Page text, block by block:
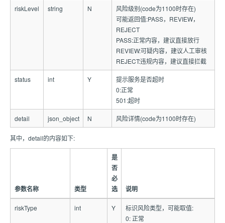
riskLevel string N
风险级别(code为1100时存在)
可能返回值:PASS，REVIEW，
REJECT
PASS:正常内容，建议直接放行
REVIEW:可疑内容，建议人工审核
REJECT:违规内容，建议直接拦截
status int Y
提示服务是否超时
0:正常
501:超时
detail json_object N 风险详情(code为1100时存在)
其中，detail的内容如下:
参数名称 类型
是
否
必
选
说明
riskType int Y
标识风险类型，可能取值:
0: 正常